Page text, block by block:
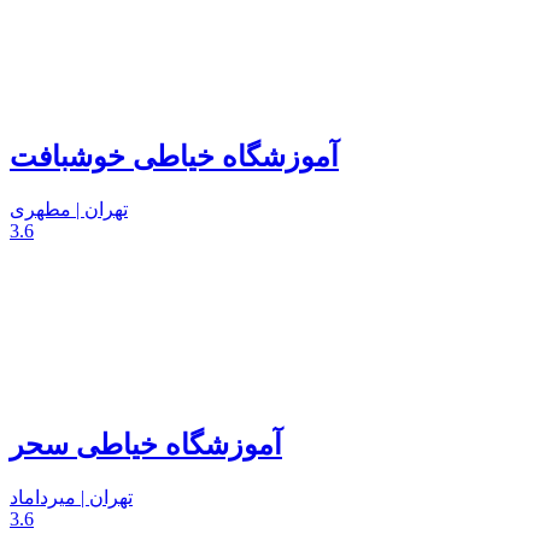
آموزشگاه خیاطی خوشبافت
تهران | مطهری
3.6
آموزشگاه خیاطی سحر
تهران | میرداماد
3.6